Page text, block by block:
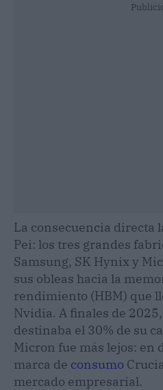
La consecuencia directa
Pei: los tres grandes
Samsung, SK Hynix y
sus obleas hacia la
rendimiento (HBM) que
Nvidia. A finales de
destinaba el 30% de su
Micron fue más lejos: en
marca de consumo
mercado empresarial.